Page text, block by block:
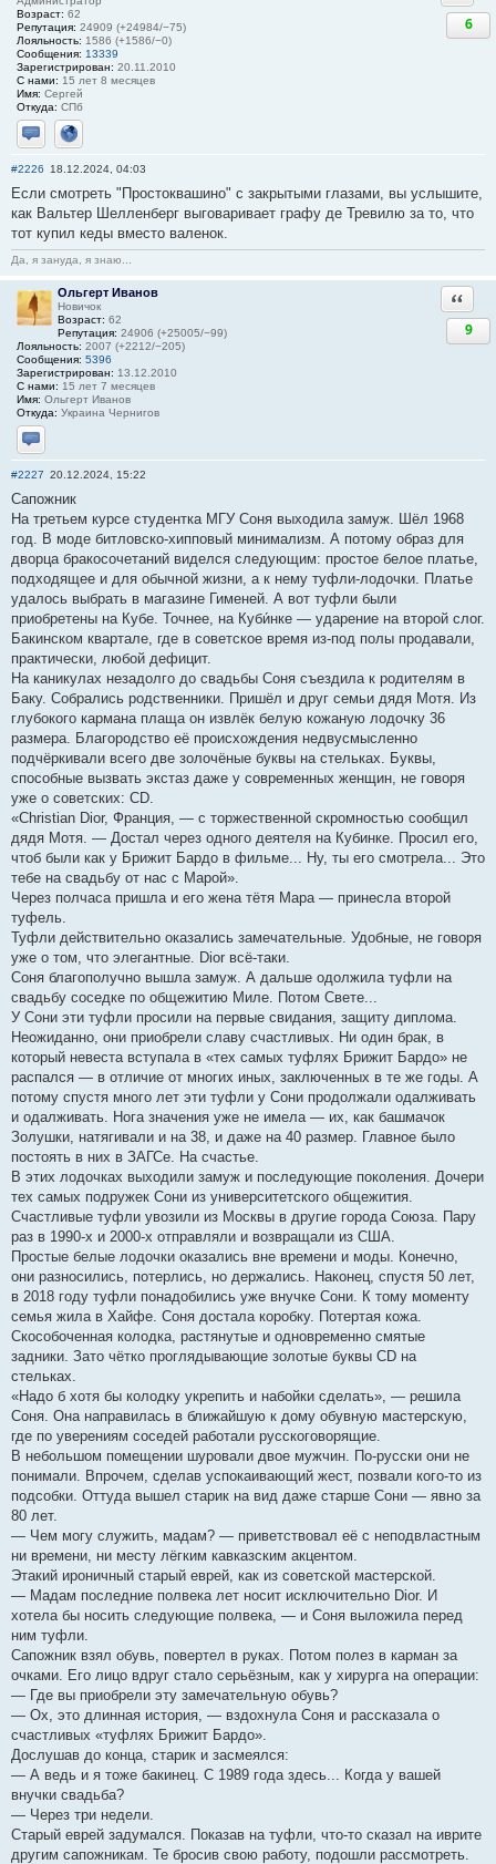
Возраст: 62
Репутация: 24909 (+24984/−75)
Лояльность: 1586 (+1586/−0)
Сообщения: 13339
Зарегистрирован: 20.11.2010
С нами: 15 лет 8 месяцев
Имя: Сергей
Откуда: СПб
Отправить личное сообщение
Сайт
6
#2226 18.12.2024, 04:03
Если смотреть "Простоквашино" с закрытыми глазами, вы услышите,
как Вальтер Шелленберг выговаривает графу де Тревилю за то, что
тот купил кеды вместо валенок.
Да, я зануда, я знаю...
Ольгерт Иванов
Новичок
Возраст: 62
Репутация: 24906 (+25005/−99)
Лояльность: 2007 (+2212/−205)
Сообщения: 5396
Зарегистрирован: 13.12.2010
С нами: 15 лет 7 месяцев
Имя: Ольгерт Иванов
Откуда: Украина Чернигов
Отправить личное сообщение
9
#2227 20.12.2024, 15:22
Сапожник
На третьем курсе студентка МГУ Соня выходила замуж. Шёл 1968
год. В моде битловско-хипповый минимализм. А потому образ для
дворца бракосочетаний виделся следующим: простое белое платье,
подходящее и для обычной жизни, а к нему туфли-лодочки. Платье
удалось выбрать в магазине Гименей. А вот туфли были
приобретены на Кубе. Точнее, на Куби́нке — ударение на второй слог.
Бакинском квартале, где в советское время из-под полы продавали,
практически, любой дефицит.
На каникулах незадолго до свадьбы Соня съездила к родителям в
Баку. Собрались родственники. Пришёл и друг семьи дядя Мотя. Из
глубокого кармана плаща он извлёк белую кожаную лодочку 36
размера. Благородство её происхождения недвусмысленно
подчёркивали всего две золочёные буквы на стельках. Буквы,
способные вызвать экстаз даже у современных женщин, не говоря
уже о советских: CD.
«Christian Dior, Франция, — с торжественной скромностью сообщил
дядя Мотя. — Достал через одного деятеля на Кубинке. Просил его,
чтоб были как у Брижит Бардо в фильме... Ну, ты его смотрела... Это
тебе на свадьбу от нас с Марой».
Через полчаса пришла и его жена тётя Мара — принесла второй
туфель.
Туфли действительно оказались замечательные. Удобные, не говоря
уже о том, что элегантные. Dior всё-таки.
Соня благополучно вышла замуж. А дальше одолжила туфли на
свадьбу соседке по общежитию Миле. Потом Свете...
У Сони эти туфли просили на первые свидания, защиту диплома.
Неожиданно, они приобрели славу счастливых. Ни один брак, в
который невеста вступала в «тех самых туфлях Брижит Бардо» не
распался — в отличие от многих иных, заключенных в те же годы. А
потому спустя много лет эти туфли у Сони продолжали одалживать
и одалживать. Нога значения уже не имела — их, как башмачок
Золушки, натягивали и на 38, и даже на 40 размер. Главное было
постоять в них в ЗАГСе. На счастье.
В этих лодочках выходили замуж и последующие поколения. Дочери
тех самых подружек Сони из университетского общежития.
Счастливые туфли увозили из Москвы в другие города Союза. Пару
раз в 1990-х и 2000-х отправляли и возвращали из США.
Простые белые лодочки оказались вне времени и моды. Конечно,
они разносились, потерлись, но держались. Наконец, спустя 50 лет,
в 2018 году туфли понадобились уже внучке Сони. К тому моменту
семья жила в Хайфе. Соня достала коробку. Потертая кожа.
Скособоченная колодка, растянутые и одновременно смятые
задники. Зато чётко проглядывающие золотые буквы CD на
стельках.
«Надо б хотя бы колодку укрепить и набойки сделать», — решила
Соня. Она направилась в ближайшую к дому обувную мастерскую,
где по уверениям соседей работали русскоговорящие.
В небольшом помещении шуровали двое мужчин. По-русски они не
понимали. Впрочем, сделав успокаивающий жест, позвали кого-то из
подсобки. Оттуда вышел старик на вид даже старше Сони — явно за
80 лет.
— Чем могу служить, мадам? — приветствовал её с неподвластным
ни времени, ни месту лёгким кавказским акцентом.
Этакий ироничный старый еврей, как из советской мастерской.
— Мадам последние полвека лет носит исключительно Dior. И
хотела бы носить следующие полвека, — и Соня выложила перед
ним туфли.
Сапожник взял обувь, повертел в руках. Потом полез в карман за
очками. Его лицо вдруг стало серьёзным, как у хирурга на операции:
— Где вы приобрели эту замечательную обувь?
— Ох, это длинная история, — вздохнула Соня и рассказала о
счастливых «туфлях Брижит Бардо».
Дослушав до конца, старик и засмеялся:
— А ведь и я тоже бакинец. С 1989 года здесь... Когда у вашей
внучки свадьба?
— Через три недели.
Старый еврей задумался. Показав на туфли, что-то сказал на иврите
другим сапожникам. Те бросив свою работу, подошли рассмотреть.